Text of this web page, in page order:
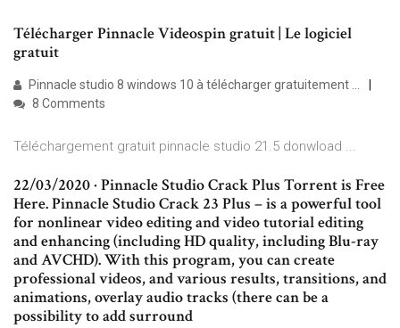
Télécharger Pinnacle Videospin gratuit | Le logiciel
gratuit
Pinnacle studio 8 windows 10 à télécharger gratuitement ...
8 Comments
Téléchargement gratuit pinnacle studio 21.5 donwload ...
22/03/2020 · Pinnacle Studio Crack Plus Torrent is Free
Here. Pinnacle Studio Crack 23 Plus – is a powerful tool
for nonlinear video editing and video tutorial editing
and enhancing (including HD quality, including Blu-ray
and AVCHD). With this program, you can create
professional videos, and various results, transitions, and
animations, overlay audio tracks (there can be a
possibility to add surround